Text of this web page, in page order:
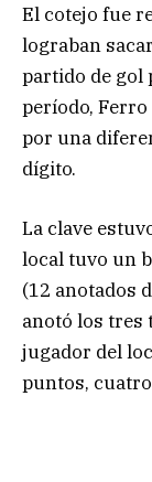
El cotejo fue
lograban
partido de gol
período,
por una
dígito.
La clave
local tuvo un
(12 anotados
anotó los tres
jugador del
puntos,